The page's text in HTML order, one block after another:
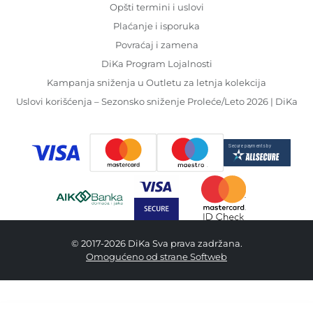
Opšti termini i uslovi
Plaćanje i isporuka
Povraćaj i zamena
DiKa Program Lojalnosti
Kampanja sniženja u Outletu za letnja kolekcija
Uslovi korišćenja – Sezonsko sniženje Proleće/Leto 2026 | DiKa
© 2017-2026 DiKa Sva prava zadržana.
Omogućeno od strane Softweb